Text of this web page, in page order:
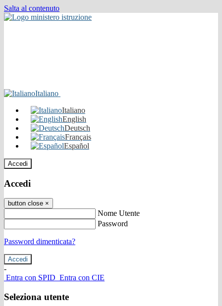
Salta al contenuto
Italiano
Italiano
English
Deutsch
Français
Español
Accedi
Accedi
button close ×
Nome Utente
Password
Password dimenticata?
-
Entra con SPID Entra con CIE
Seleziona utente